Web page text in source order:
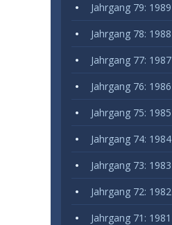
Jahrgang 79: 1989
Jahrgang 78: 1988
Jahrgang 77: 1987
Jahrgang 76: 1986
Jahrgang 75: 1985
Jahrgang 74: 1984
Jahrgang 73: 1983
Jahrgang 72: 1982
Jahrgang 71: 1981